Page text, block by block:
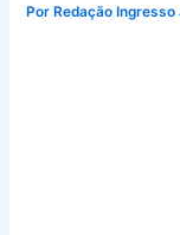
Por Redação